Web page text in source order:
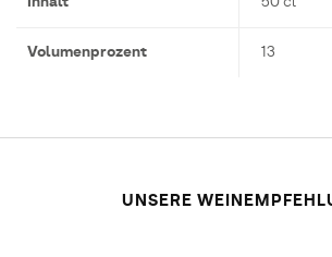
Volumenprozent 13
UNSERE